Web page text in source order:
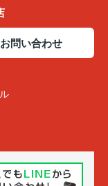
お問い合わせ